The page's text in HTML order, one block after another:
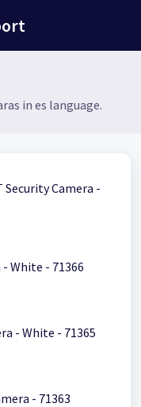
in es language.
Camera -
IPCAM-2800 Smart PT Camera - White - 71366
IPCAM-2900 Smart Fixed Camera - White - 71365
- 71363